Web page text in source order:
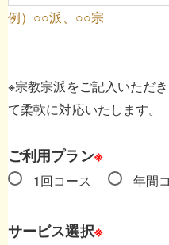
例）○○派、○○宗
※宗教宗派をご記入いただ
て柔軟に対応いたします。
ご利用プラン※
1回コース 年間
サービス選択※